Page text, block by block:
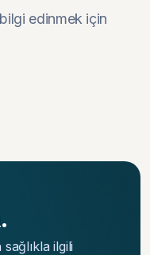
edinmek için
ilgili